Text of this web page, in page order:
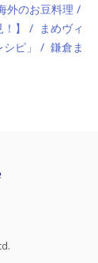
外のお豆料理
】
まめヴィ
ピ」
鎌倉ま